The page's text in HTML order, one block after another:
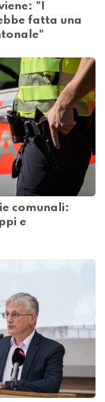
"I
fatta una
comunali:
e